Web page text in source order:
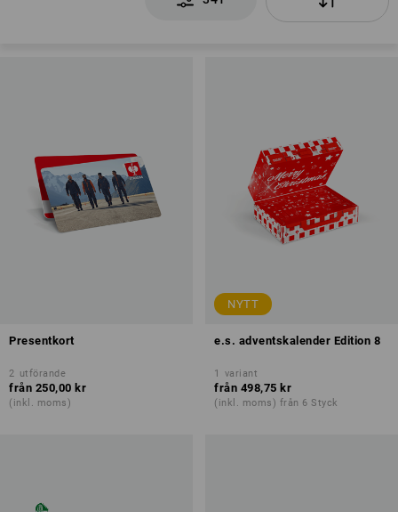
Presentkort
2 utförande
från 250,00 kr
(inkl. moms)
NYTT
e.s. adventskalender Edition 8
1 variant
från 498,75 kr
(inkl. moms) från 6 Styck